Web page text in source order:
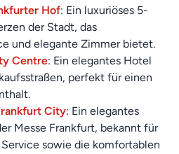
Hof: Ein luxuriöses 5-
der Stadt, das
und elegante Zimmer bietet.
Centre: Ein elegantes Hotel
perfekt für einen
City: Ein elegantes
Messe Frankfurt, bekannt für
sowie die komfortablen